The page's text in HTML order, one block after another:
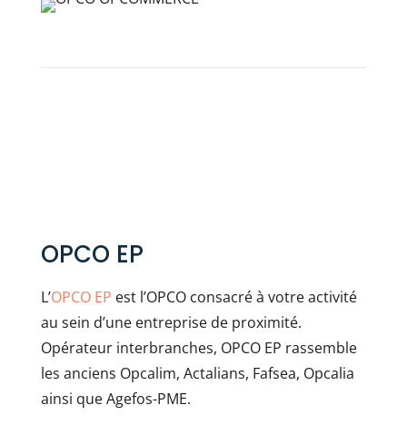
OPCO EP
L’OPCO EP est l’OPCO consacré à votre activité
au sein d’une entreprise de proximité.
Opérateur interbranches, OPCO EP rassemble
les anciens Opcalim, Actalians, Fafsea, Opcalia
ainsi que Agefos-PME.